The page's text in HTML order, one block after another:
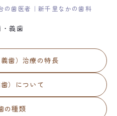
の歯医者｜新千里なかの歯科
・義歯
歯）治療の特長
）について
の種類